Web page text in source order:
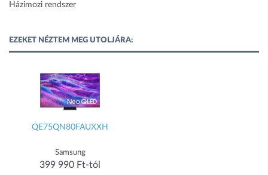
Házimozi rendszer
EZEKET NÉZTEM MEG UTOLJÁRA:
QE75QN80FAUXXH
Samsung
399 990 Ft-tól